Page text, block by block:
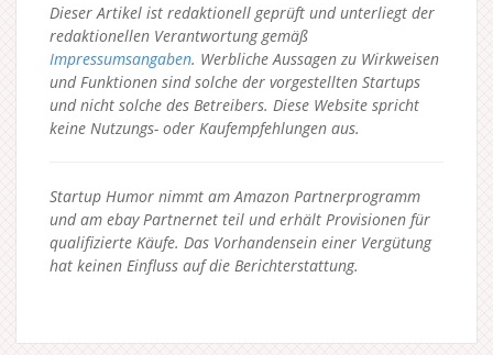
Dieser Artikel ist redaktionell geprüft und unterliegt der
redaktionellen Verantwortung gemäß
Impressumsangaben. Werbliche Aussagen zu Wirkweisen
und Funktionen sind solche der vorgestellten Startups
und nicht solche des Betreibers. Diese Website spricht
keine Nutzungs- oder Kaufempfehlungen aus.
Startup Humor nimmt am Amazon Partnerprogramm
und am ebay Partnernet teil und erhält Provisionen für
qualifizierte Käufe. Das Vorhandensein einer Vergütung
hat keinen Einfluss auf die Berichterstattung.